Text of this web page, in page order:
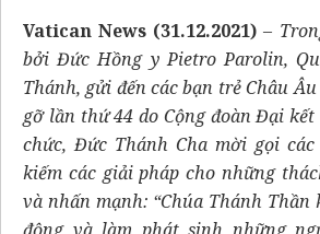
Vatican News (31.12.2021) –
bởi Đức Hồng y Pietro Parolin,
Thánh, gửi đến các bạn trẻ Châu
gỡ lần thứ 44 do Cộng đoàn Đại kết
chức, Đức Thánh Cha mời gọi
kiếm các giải pháp cho những
và nhấn mạnh: “Chúa Thánh Thần